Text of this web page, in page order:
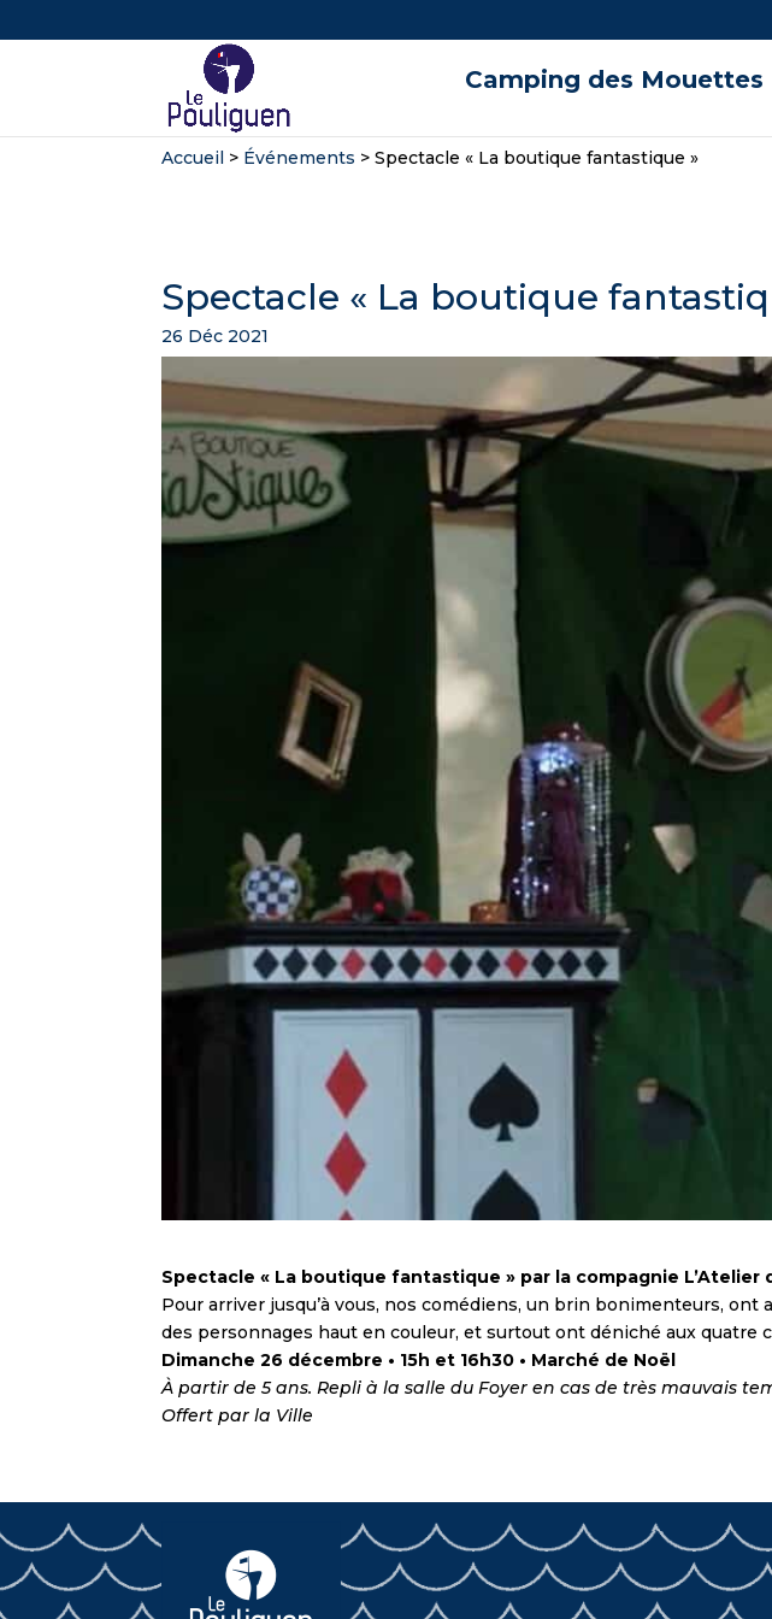
Camping des Mouettes
Accueil > Événements >Spectacle « La boutique fantastique »
Spectacle « La boutique
26 Déc 2021
Spectacle « La boutique fantastique » par la compagnie L’Atelier
Pour arriver jusqu’à vous, nos comédiens, un brin bonimenteurs,
des personnages haut en couleur, et surtout ont déniché aux
Dimanche 26 décembre • 15h et 16h30 • Marché de Noël
À partir de 5 ans. Repli à la salle du Foyer en cas de très mauvais
Offert par la Ville